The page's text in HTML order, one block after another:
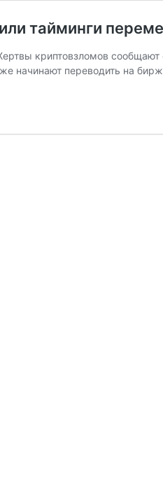
тайминги
криптовзломов
начинают переводить на